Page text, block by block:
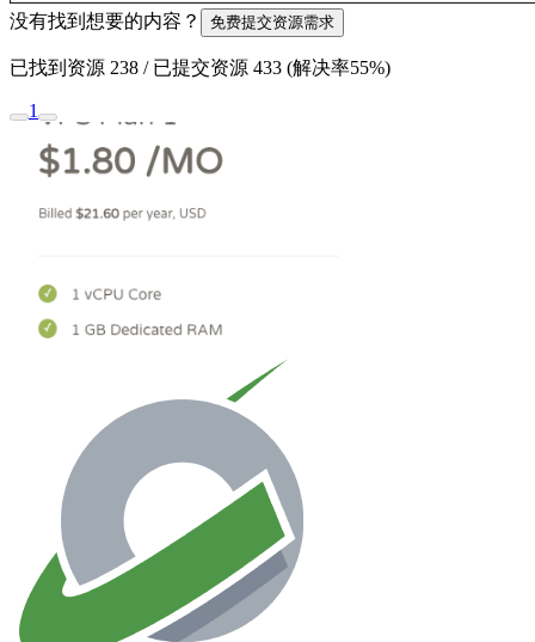
没有找到想要的内容？ 免费提交资源需求
已找到资源 238 / 已提交资源 433 (解决率55%)
1